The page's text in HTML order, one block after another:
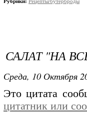
САЛАТ "НА
Среда, 10 Октября
Это цитата
цитатник или